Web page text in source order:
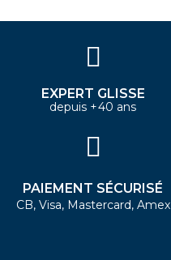
EXPERT GLISSE
depuis +40 ans
PAIEMENT SÉCURISÉ
CB, Visa, Mastercard, Amex